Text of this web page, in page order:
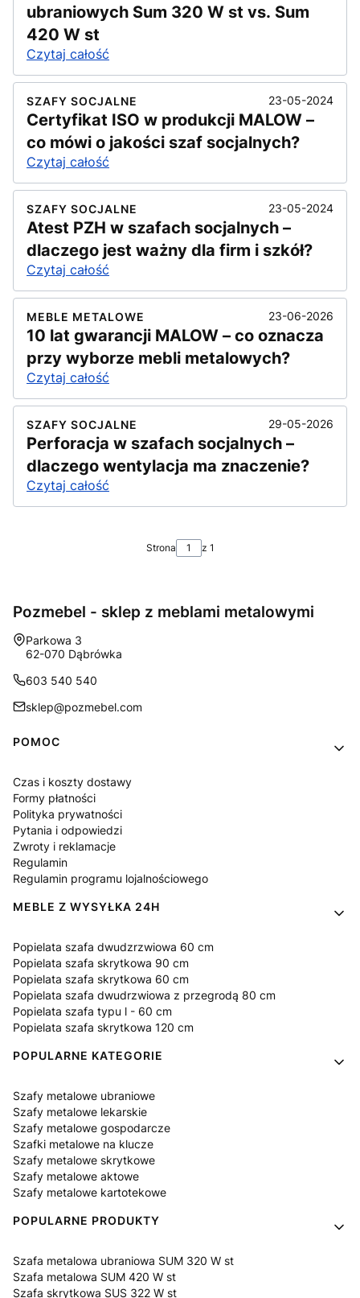
ubraniowych Sum 320 W st vs. Sum
420 W st
Czytaj całość
SZAFY SOCJALNE 23-05-2024
Certyfikat ISO w produkcji MALOW –
co mówi o jakości szaf socjalnych?
Czytaj całość
SZAFY SOCJALNE 23-05-2024
Atest PZH w szafach socjalnych –
dlaczego jest ważny dla firm i szkół?
Czytaj całość
MEBLE METALOWE 23-06-2026
10 lat gwarancji MALOW – co oznacza
przy wyborze mebli metalowych?
Czytaj całość
SZAFY SOCJALNE 29-05-2026
Perforacja w szafach socjalnych –
dlaczego wentylacja ma znaczenie?
Czytaj całość
Strona z 1
Pozmebel - sklep z meblami metalowymi
Adres:
Parkowa 3
62-070 Dąbrówka
603 540 540
sklep@pozmebel.com
Linki w stopce
POMOC
Czas i koszty dostawy
Formy płatności
Polityka prywatności
Pytania i odpowiedzi
Zwroty i reklamacje
Regulamin
Regulamin programu lojalnościowego
MEBLE Z WYSYŁKA 24H
Popielata szafa dwudzrzwiowa 60 cm
Popielata szafa skrytkowa 90 cm
Popielata szafa skrytkowa 60 cm
Popielata szafa dwudrzwiowa z przegrodą 80 cm
Popielata szafa typu l - 60 cm
Popielata szafa skrytkowa 120 cm
POPULARNE KATEGORIE
Szafy metalowe ubraniowe
Szafy metalowe lekarskie
Szafy metalowe gospodarcze
Szafki metalowe na klucze
Szafy metalowe skrytkowe
Szafy metalowe aktowe
Szafy metalowe kartotekowe
POPULARNE PRODUKTY
Szafa metalowa ubraniowa SUM 320 W st
Szafa metalowa SUM 420 W st
Szafa skrytkowa SUS 322 W st